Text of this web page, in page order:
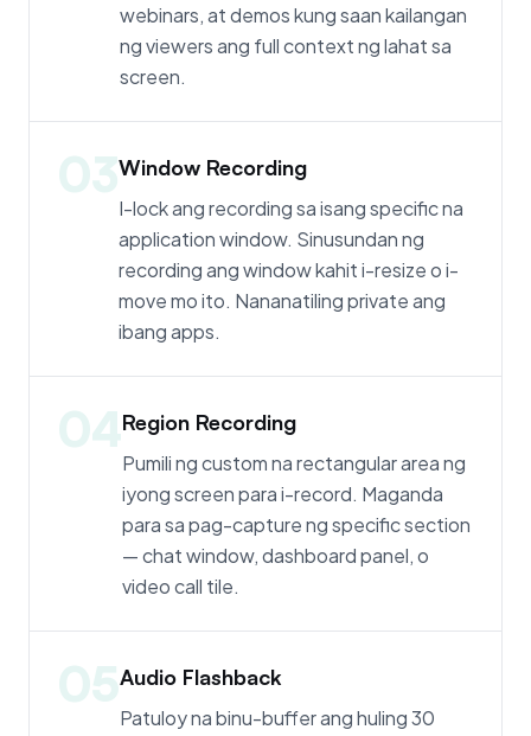
webinars, at demos kung saan kailangan
ng viewers ang full context ng lahat sa
screen.
03Window Recording
I-lock ang recording sa isang specific na
application window. Sinusundan ng
recording ang window kahit i-resize o i-
move mo ito. Nananatiling private ang
ibang apps.
04Region Recording
Pumili ng custom na rectangular area ng
iyong screen para i-record. Maganda
para sa pag-capture ng specific section
— chat window, dashboard panel, o
video call tile.
05Audio Flashback
Patuloy na binu-buffer ang huling 30